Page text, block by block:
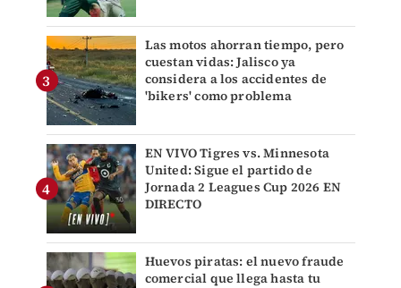
Las motos ahorran tiempo, pero
cuestan vidas: Jalisco ya
considera a los accidentes de
'bikers' como problema
EN VIVO Tigres vs. Minnesota
United: Sigue el partido de
Jornada 2 Leagues Cup 2026 EN
DIRECTO
Huevos piratas: el nuevo fraude
comercial que llega hasta tu